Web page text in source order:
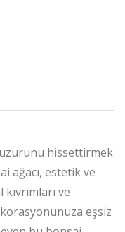
hissettirmek
ağacı, estetik ve
ve
eşsiz